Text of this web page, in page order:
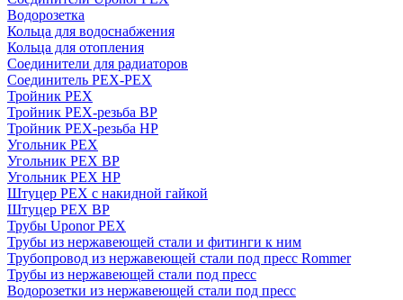
Водорозетка
Кольца для водоснабжения
Кольца для отопления
Соединители для радиаторов
Соединитель PEX-PEX
Тройник PEX
Тройник PEX-резьба ВР
Тройник PEX-резьба НР
Угольник PEX
Угольник PEX ВР
Угольник PEX НР
Штуцер PEX c накидной гайкой
Штуцер PEX ВР
Трубы Uponor PEX
Трубы из нержавеющей стали и фитинги к ним
Трубопровод из нержавеющей стали под пресс Rommer
Трубы из нержавеющей стали под пресс
Водорозетки из нержавеющей стали под пресс